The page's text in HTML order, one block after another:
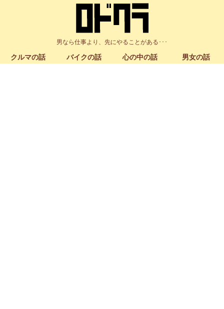
男なら仕事より、先にやることがある･･･
クルマの話 バイクの話 心の中の話 男女の話